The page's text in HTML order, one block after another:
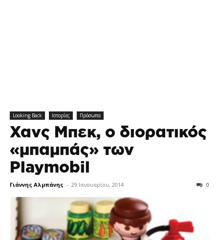
Looking Back Ιστορίες Πρόσωπα
Χανς Μπεκ, ο διορατικός
«μπαμπάς» των
Playmobil
Γιάννης Αλμπάνης - 29 Ιανουαρίου, 2014 0